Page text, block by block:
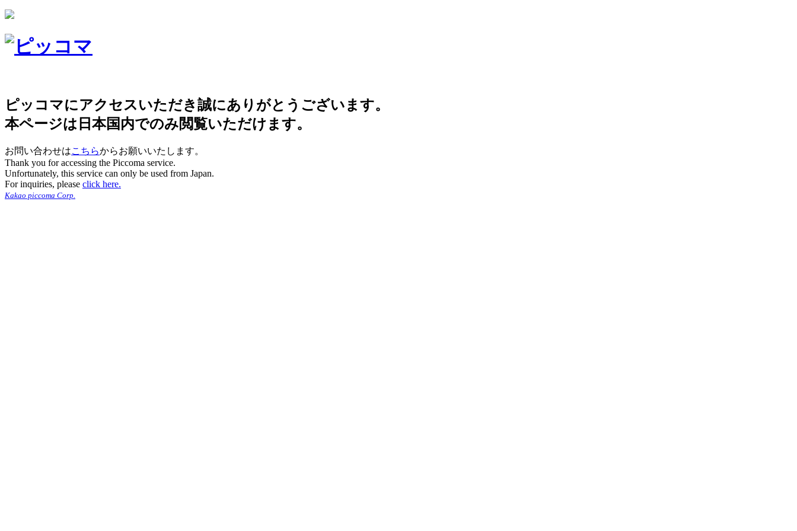
ピッコマにアクセスいただき誠にありがとうございます。
本ページは日本国内でのみ閲覧いただけます。
お問い合わせはこちらからお願いいたします。
Thank you for accessing the Piccoma service.
Unfortunately, this service can only be used from Japan.
For inquiries, please click here.
Kakao piccoma Corp.